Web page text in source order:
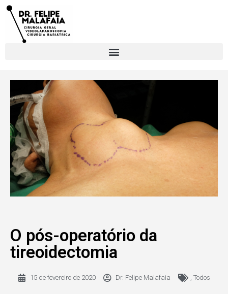
O pós-operatório da
tireoidectomia
15 de fevereiro de 2020 Dr. Felipe Malafaia , Todos